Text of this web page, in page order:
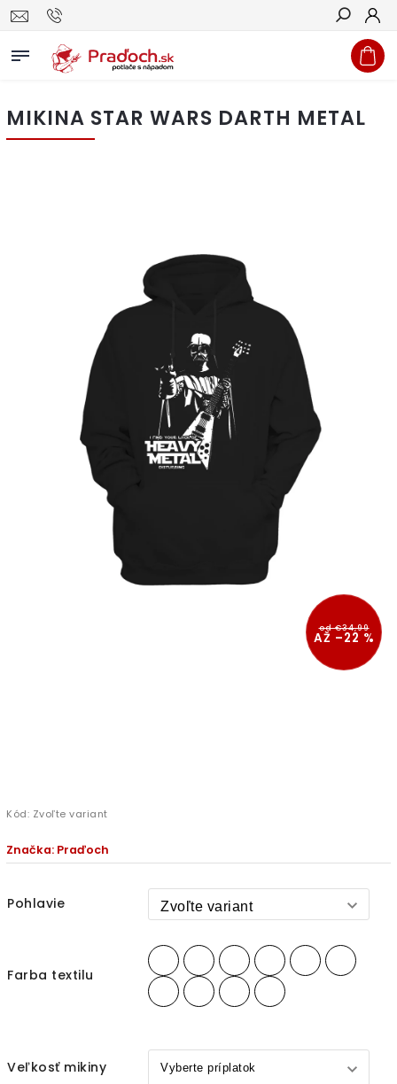
Hľadať
MIKINA STAR WARS DARTH METAL
od €34,99
AŽ –22 %
Kód: Zvoľte variant
Značka: Praďoch
Pohlavie
Farba textilu
Veľkosť mikiny